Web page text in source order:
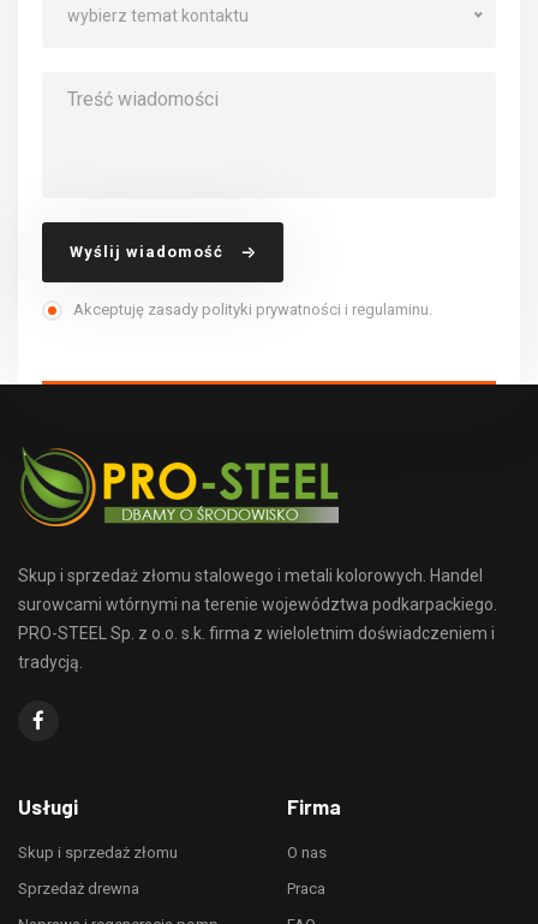
wybierz temat kontaktu
Wyślij wiadomość
Akceptuję zasady polityki prywatności i regulaminu.
Skup i sprzedaż złomu stalowego i metali kolorowych. Handel
surowcami wtórnymi na terenie województwa podkarpackiego.
PRO-STEEL Sp. z o.o. s.k. firma z wieloletnim doświadczeniem i
tradycją.
Usługi
Skup i sprzedaż złomu
Sprzedaż drewna
Firma
O nas
Praca